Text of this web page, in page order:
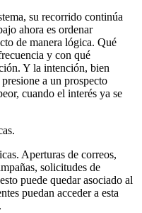
su recorrido continúa
ahora es ordenar
de manera lógica. Qué
y con qué
Y la intención, bien
a un prospecto
cuando el interés ya se
Aperturas de correos,
solicitudes de
puede quedar asociado al
puedan acceder a esta